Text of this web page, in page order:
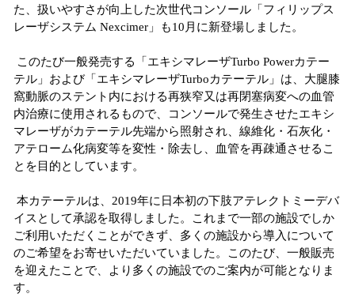
た、扱いやすさが向上した次世代コンソール「フィリップス
レーザシステム Nexcimer」も10月に新登場しました。
このたび一般発売する「エキシマレーザTurbo Powerカテー
テル」および「エキシマレーザTurboカテーテル」は、大腿膝
窩動脈のステント内における再狭窄又は再閉塞病変への血管
内治療に使用されるもので、コンソールで発生させたエキシ
マレーザがカテーテル先端から照射され、線維化・石灰化・
アテローム化病変等を変性・除去し、血管を再疎通させるこ
とを目的としています。
本カテーテルは、2019年に日本初の下肢アテレクトミーデバ
イスとして承認を取得しました。これまで一部の施設でしか
ご利用いただくことができず、多くの施設から導入について
のご希望をお寄せいただいていました。このたび、一般販売
を迎えたことで、より多くの施設でのご案内が可能となりま
す。